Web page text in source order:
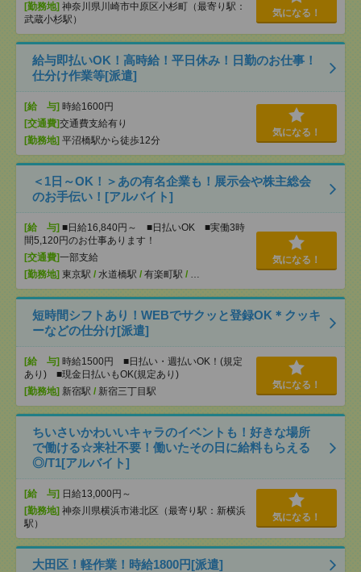
[勤務地] 神奈川県川崎市中原区小杉町（最寄り駅：
武蔵小杉駅）
気になる！
給与即払いOK！高時給！平日休み！日勤のお仕事！
仕分け作業等[派遣]
[給 与] 時給1600円
[交通費]交通費支給有り
[勤務地] 平沼橋駅から徒歩12分
気になる！
＜1日～OK！＞あの有名企業も！展示会や株主総会
のお手伝い！[アルバイト]
[給 与] ■日給16,840円～ ■日払いOK ■実働3時
間5,120円のお仕事あります！
[交通費]一部支給
[勤務地] 東京駅 / 水道橋駅 / 有楽町駅 / …
気になる！
短時間シフトあり！WEBでサクッと登録OK＊クッキ
ーなどの仕分け[派遣]
[給 与] 時給1500円 ■日払い・週払いOK！(規定
あり) ■現金日払いもOK(規定あり)
[勤務地] 新宿駅 / 新宿三丁目駅
気になる！
ちいさいかわいいキャラのイベントも！好きな場所
で働ける☆来社不要！働いたその日に給料もらえる
◎/T1[アルバイト]
[給 与] 日給13,000円～
[勤務地] 神奈川県横浜市港北区（最寄り駅：新横浜
駅）
気になる！
大田区！軽作業！時給1800円[派遣]